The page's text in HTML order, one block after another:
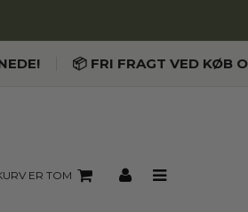
📦 FRI FRAGT VED KØB
ER TOM